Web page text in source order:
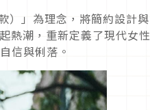
）」為理念，將簡約設計與
熱潮，重新定義了現代女性
信與俐落。